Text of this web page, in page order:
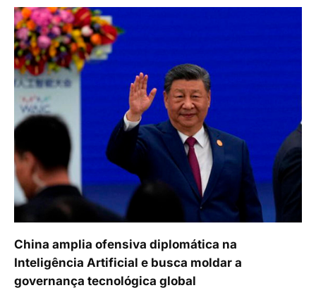
China amplia ofensiva diplomática na
Inteligência Artificial e busca moldar a
governança tecnológica global